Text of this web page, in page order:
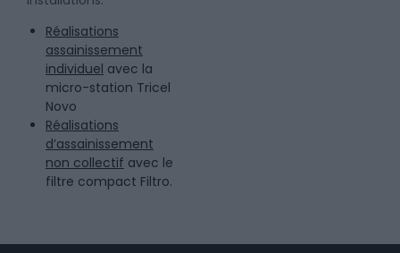
Réalisations
assainissement
individuel avec la
micro-station Tricel
Novo
Réalisations
d’assainissement
non collectif avec le
filtre compact Filtro.